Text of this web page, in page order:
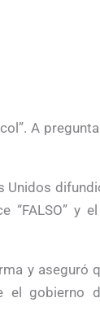
A
Unidos
y el
y aseguró
gobierno